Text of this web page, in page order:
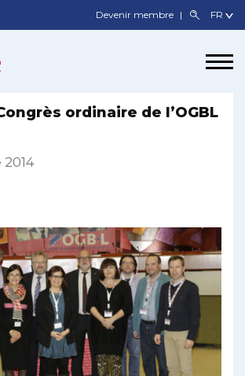
Devenir membre
ordinaire de l’OGBL